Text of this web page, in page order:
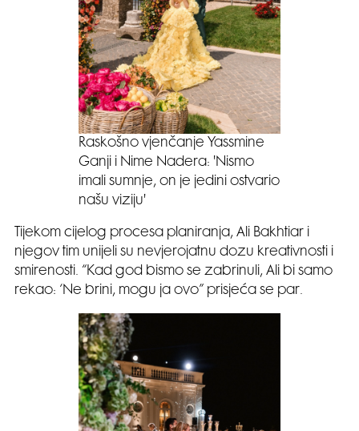
Raskošno vjenčanje Yassmine
Ganji i Nime Nadera: 'Nismo
imali sumnje, on je jedini ostvario
našu viziju'
Tijekom cijelog procesa planiranja, Ali Bakhtiar i
njegov tim unijeli su nevjerojatnu dozu kreativnosti i
smirenosti. “Kad god bismo se zabrinuli, Ali bi samo
rekao: ‘Ne brini, mogu ja ovo” prisjeća se par.